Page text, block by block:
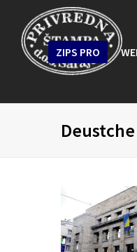
ZIPS PRO